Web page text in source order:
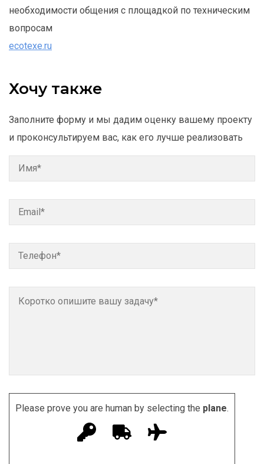
необходимости общения с площадкой по техническим
вопросам
ecotexe.ru
Хочу также
Заполните форму и мы дадим оценку вашему проекту
и проконсультируем вас, как его лучше реализовать
Please prove you are human by selecting the plane.